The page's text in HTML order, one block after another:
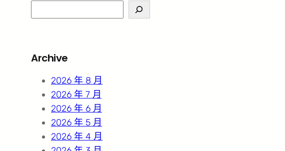
e
c
Archive
2026 年 8 月
2026 年 7 月
2026 年 6 月
2026 年 5 月
2026 年 4 月